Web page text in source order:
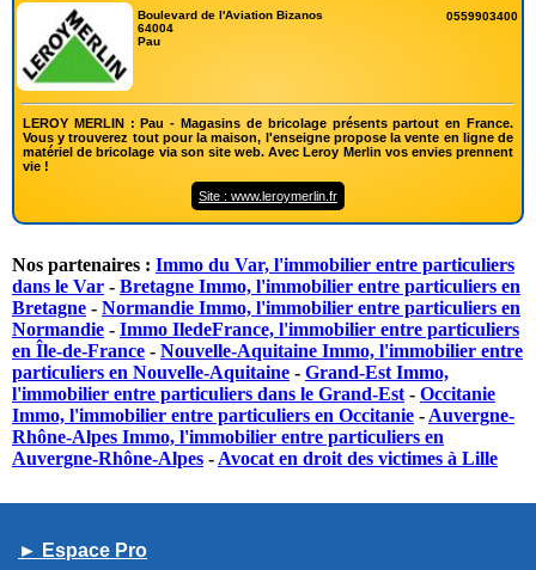
Boulevard de l'Aviation Bizanos
64004
Pau
0559903400
LEROY MERLIN : Pau - Magasins de bricolage présents partout en France.
Vous y trouverez tout pour la maison, l'enseigne propose la vente en ligne de
matériel de bricolage via son site web. Avec Leroy Merlin vos envies prennent
vie !
Site : www.leroymerlin.fr
Nos partenaires : Immo du Var, l'immobilier entre particuliers
dans le Var - Bretagne Immo, l'immobilier entre particuliers en
Bretagne - Normandie Immo, l'immobilier entre particuliers en
Normandie - Immo IledeFrance, l'immobilier entre particuliers
en Île-de-France - Nouvelle-Aquitaine Immo, l'immobilier entre
particuliers en Nouvelle-Aquitaine - Grand-Est Immo,
l'immobilier entre particuliers dans le Grand-Est - Occitanie
Immo, l'immobilier entre particuliers en Occitanie - Auvergne-
Rhône-Alpes Immo, l'immobilier entre particuliers en
Auvergne-Rhône-Alpes - Avocat en droit des victimes à Lille
► Espace Pro